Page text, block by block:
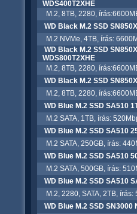
WDS400T2XHE
M.2, 8TB, 2280,
WD Black M.2 SSD
M.2 NVMe, 4TB, írás:
WD Black M.2 SSD
WDS800T2XHE
M.2, 8TB, 2280,
WD Black M.2 SSD
M.2, 8TB, 2280,
WD Blue M.2 SSD SA510
M.2 SATA, 1TB, írás:
WD Blue M.2 SSD SA510
M.2 SATA, 250GB, írás:
WD Blue M.2 SSD SA510
M.2 SATA, 500GB, írás:
WD Blue M.2 SSD SA510
M.2, 2280, SATA, 2TB, írás:
WD Blue M.2 SSD SN3000